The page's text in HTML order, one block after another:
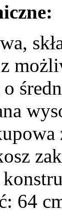
o
64